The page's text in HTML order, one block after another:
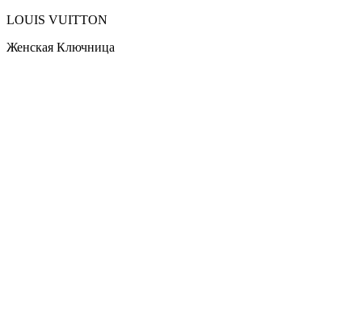
LOUIS VUITTON
Женская Ключница